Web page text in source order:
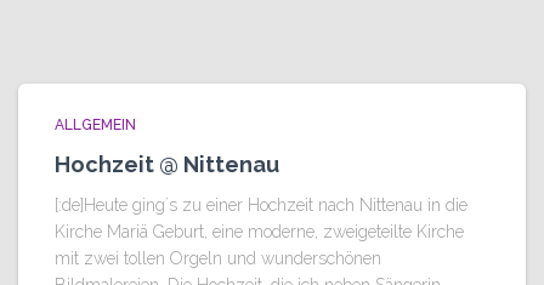
ALLGEMEIN
Hochzeit @ Nittenau
[:de]Heute ging´s zu einer Hochzeit nach Nittenau in die
Kirche Mariä Geburt, eine moderne, zweigeteilte Kirche
mit zwei tollen Orgeln und wunderschönen